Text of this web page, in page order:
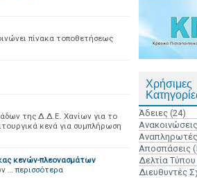
πίνακα τοποθετήσεως
της Δ.Δ.Ε. Χανίων για το
κενά για συμπλήρωση
κενών-πλεονασμάτων
… περισσότερα
Χρήσιμες
Άδειες (24)
Ανακοινώσεις
Αναπληρωτές
Αποσπάσεις
Δελτία Τύπου
Διευθυντές